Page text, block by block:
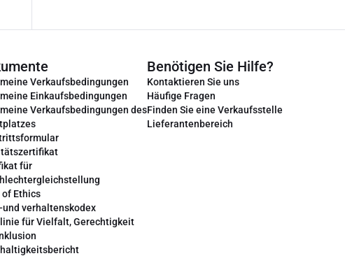
Verkaufsbedingungen
Einkaufsbedingungen
Verkaufsbedingungen des
für
of Ethics
und verhaltenskodex
für Vielfalt, Gerechtigkeit
Benötigen Sie Hilfe?
Kontaktieren Sie uns
Häufige Fragen
Finden Sie eine Verkaufsstelle
Lieferantenbereich